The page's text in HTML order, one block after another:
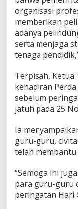
organisasi
memberikan
adanya
serta menjaga
tenaga
Terpisah, Ketua
kehadiran
sebelum
jatuh pada 25
Ia
guru-guru,
telah membantu
“Semoga ini
para guru-guru
peringatan Hari